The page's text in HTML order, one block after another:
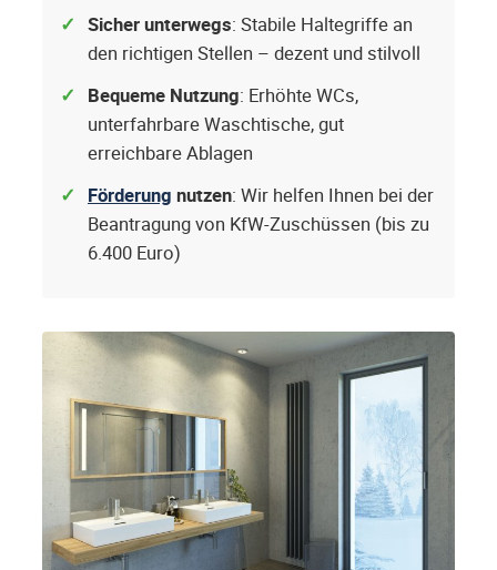
Sicher unterwegs: Stabile Haltegriffe an
den richtigen Stellen – dezent und stilvoll
Bequeme Nutzung: Erhöhte WCs,
unterfahrbare Waschtische, gut
erreichbare Ablagen
Förderung nutzen: Wir helfen Ihnen bei der
Beantragung von KfW-Zuschüssen (bis zu
6.400 Euro)